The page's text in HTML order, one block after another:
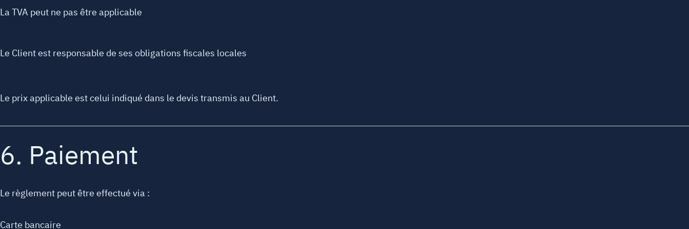
La TVA peut ne pas être applicable
Le Client est responsable de ses obligations fiscales locales
Le prix applicable est celui indiqué dans le devis transmis au Client.
6. Paiement
Le règlement peut être effectué via :
Carte bancaire